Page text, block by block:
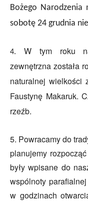
Bożego
sobotę 24 grudnia
4. W tym roku
zewnętrzna została
naturalnej wielkości
Faustynę Makaruk.
rzeźb.
5. Powracamy do
planujemy
były wpisane do
wspólnoty
w godzinach